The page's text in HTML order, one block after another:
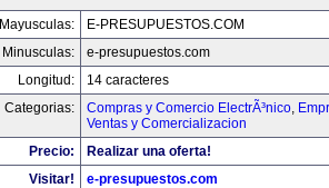
Mayusculas:
E-PRESUPUESTOS.COM
Minusculas:
e-presupuestos.com
Longitud:
14 caracteres
Categorias:
Compras y Comercio ElectrÃ³nico,
Ventas y Comercializacion
Precio:
Realizar una oferta!
Visitar!
e-presupuestos.com